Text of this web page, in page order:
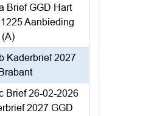
Brief GGD Hart
Aanbieding
(A)
Kaderbrief 2027
Brief 26-02-2026
2027 GGD